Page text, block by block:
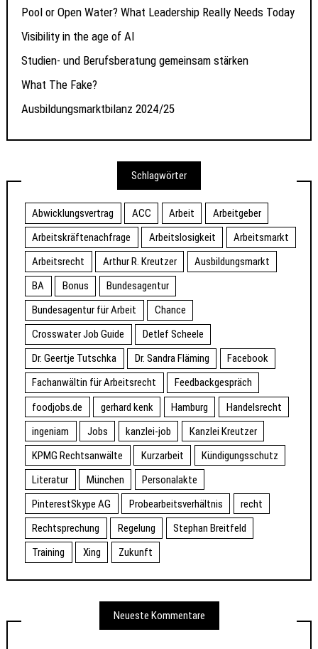
Pool or Open Water? What Leadership Really Needs Today
Visibility in the age of AI
Studien- und Berufsberatung gemeinsam stärken
What The Fake?
Ausbildungsmarktbilanz 2024/25
Schlagwörter
Abwicklungsvertrag ACC Arbeit
Arbeitgeber
Arbeitskräftenachfrage
Arbeitslosigkeit
Arbeitsmarkt
Arbeitsrecht
Arthur R. Kreutzer
Ausbildungsmarkt
BA
Bonus
Bundesagentur
Bundesagentur für Arbeit
Chance
Crosswater Job Guide
Detlef Scheele
Dr. Geertje Tutschka
Dr. Sandra Fläming
Facebook
Fachanwältin für Arbeitsrecht
Feedbackgespräch
foodjobs.de
gerhard kenk Hamburg
Handelsrecht
ingeniam
Jobs kanzlei-job
Kanzlei Kreutzer
KPMG Rechtsanwälte
Kurzarbeit
Kündigungsschutz
Literatur
München
Personalakte
PinterestSkype AG
Probearbeitsverhältnis
recht
Rechtsprechung
Regelung
Stephan Breitfeld
Training
Xing Zukunft
Neueste Kommentare